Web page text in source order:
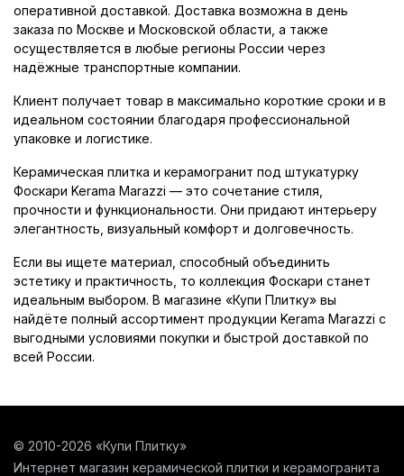
оперативной доставкой. Доставка возможна в день
заказа по Москве и Московской области, а также
осуществляется в любые регионы России через
надёжные транспортные компании.
Клиент получает товар в максимально короткие сроки и в
идеальном состоянии благодаря профессиональной
упаковке и логистике.
Керамическая плитка и керамогранит под штукатурку
Фоскари Kerama Marazzi — это сочетание стиля,
прочности и функциональности. Они придают интерьеру
элегантность, визуальный комфорт и долговечность.
Если вы ищете материал, способный объединить
эстетику и практичность, то коллекция Фоскари станет
идеальным выбором. В магазине «Купи Плитку» вы
найдёте полный ассортимент продукции Kerama Marazzi с
выгодными условиями покупки и быстрой доставкой по
всей России.
© 2010-2026 «Купи Плитку»
Интернет магазин керамической плитки и керамогранита